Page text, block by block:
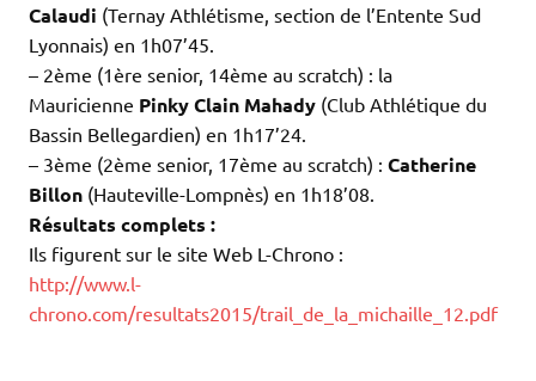
Calaudi (Ternay Athlétisme, section de l’Entente Sud
Lyonnais) en 1h07’45.
– 2ème (1ère senior, 14ème au scratch) : la
Mauricienne Pinky Clain Mahady (Club Athlétique du
Bassin Bellegardien) en 1h17’24.
– 3ème (2ème senior, 17ème au scratch) : Catherine
Billon (Hauteville-Lompnès) en 1h18’08.
Résultats complets :
Ils figurent sur le site Web L-Chrono :
http://www.l-
chrono.com/resultats2015/trail_de_la_michaille_12.pdf